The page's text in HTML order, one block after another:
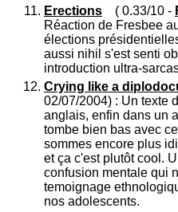
Erections ( 0.33/10 -
Réaction de Fresbee
élections
aussi nihil s'est senti
introduction ultra-
Crying like a
02/07/2004) : Un texte
anglais, enfin dans un
tombe bien bas avec
sommes encore plus
et ça c'est plutôt cool.
confusion mentale qui
temoignage
nos adolescents.